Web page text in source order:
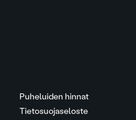
Puheluiden hinnat
Tietosuojaseloste